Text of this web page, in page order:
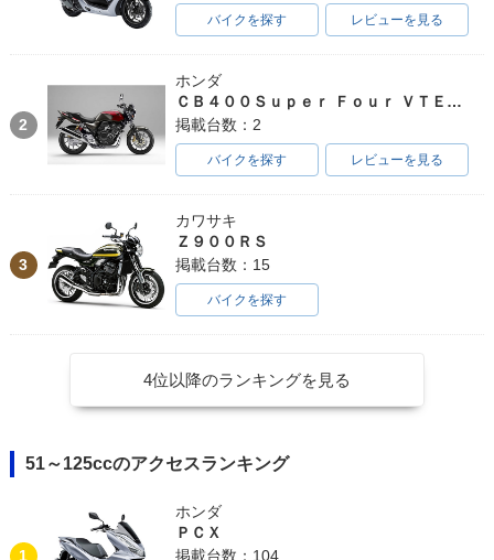
バイクを探す レビューを見る
2
ホンダ
ＣＢ４００Ｓｕｐｅｒ Ｆｏｕｒ ＶＴＥＣ ＳＰＥＣ３
掲載台数：2
バイクを探す レビューを見る
3
カワサキ
Ｚ９００ＲＳ
掲載台数：15
バイクを探す
4位以降のランキングを見る
51～125ccのアクセスランキング
1
ホンダ
ＰＣＸ
掲載台数：104